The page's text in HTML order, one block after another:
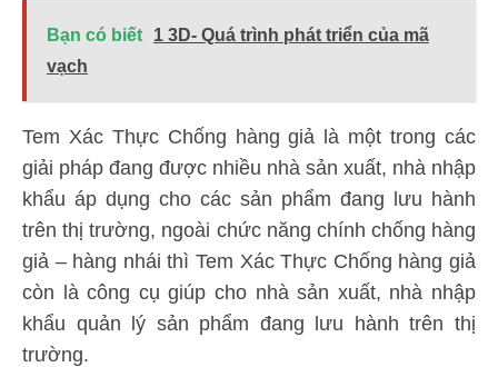
Bạn có biết
1 3D- Quá trình phát triển của mã
vạch
Tem Xác Thực Chống hàng giả là một trong các
giải pháp đang được nhiều nhà sản xuất, nhà nhập
khẩu áp dụng cho các sản phẩm đang lưu hành
trên thị trường, ngoài chức năng chính chống hàng
giả – hàng nhái thì Tem Xác Thực Chống hàng giả
còn là công cụ giúp cho nhà sản xuất, nhà nhập
khẩu quản lý sản phẩm đang lưu hành trên thị
trường.